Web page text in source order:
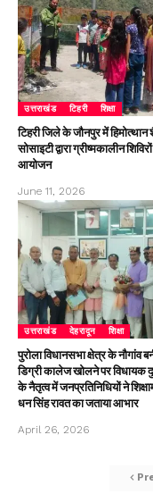
उत्तराखंड टिहरी शिक्षा
टिहरी जिले के जौनपुर में हिमोत्थान
सोसाइटी द्वारा ग्रीष्मकालीन
आयोजन
June 11, 2026
उत्तराखंड देहरादून शिक्षा
पुरोला विधानसभा क्षेत्र के नौगांव
डिग्री कालेज खोलने पर विधायक
के नैतृत्व में जनप्रतिनिधियों ने
धन सिंह रावत का जताया आभार
April 26, 2026